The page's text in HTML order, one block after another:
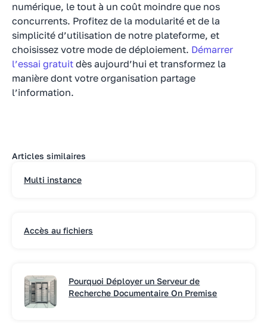
numérique, le tout à un coût moindre que nos
concurrents. Profitez de la modularité et de la
simplicité d’utilisation de notre plateforme, et
choisissez votre mode de déploiement. Démarrer
l’essai gratuit dès aujourd’hui et transformez la
manière dont votre organisation partage
l’information.
Articles similaires
Multi instance
Accès au fichiers
Pourquoi Déployer un Serveur de
Recherche Documentaire On Premise